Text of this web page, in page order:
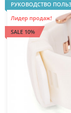
РУКОВОДСТВО
Лидер продаж!
SALE 10%